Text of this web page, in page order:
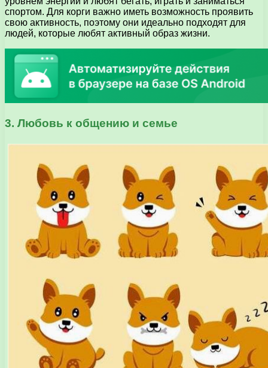
спортом. Для корги важно иметь возможность проявить
свою активность, поэтому они идеально подходят для
людей, которые любят активный образ жизни.
3. Любовь к общению и семье